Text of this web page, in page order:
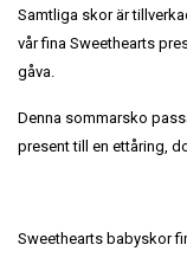
Samtliga skor är
vår fina Sweethearts
gåva.
Denna sommarsko
present till en ettåring,
Sweethearts babyskor